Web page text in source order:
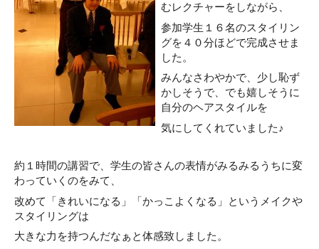
むレクチャーをしながら、
参加学生１６名のスタイリン
グを４０分ほどで完成させま
した。
みんなさわやかで、少し恥ず
かしそうで、でも嬉しそうに
自分のヘアスタイルを
気にしてくれていました♪
約１時間の講習で、学生の皆さんの表情がみるみるうちに変
わっていくのをみて、
改めて「きれいになる」「かっこよくなる」というメイクや
スタイリングは
大きな力を持つんだなぁと体感致しました。